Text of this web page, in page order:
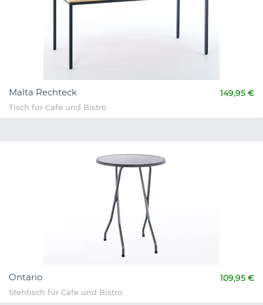
Malta Rechteck 149,95 €
Tisch für Cafe und Bistro
Ontario 109,95 €
Stehtisch für Cafe und Bistro